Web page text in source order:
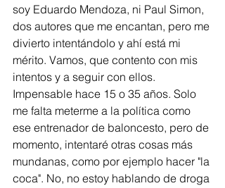
soy Eduardo Mendoza, ni Paul Simon,
dos autores que me encantan, pero me
divierto intentándolo y ahí está mi
mérito. Vamos, que contento con mis
intentos y a seguir con ellos.
Impensable hace 15 o 35 años. Solo
me falta meterme a la política como
ese entrenador de baloncesto, pero de
momento, intentaré otras cosas más
mundanas, como por ejemplo hacer "la
coca". No, no estoy hablando de droga